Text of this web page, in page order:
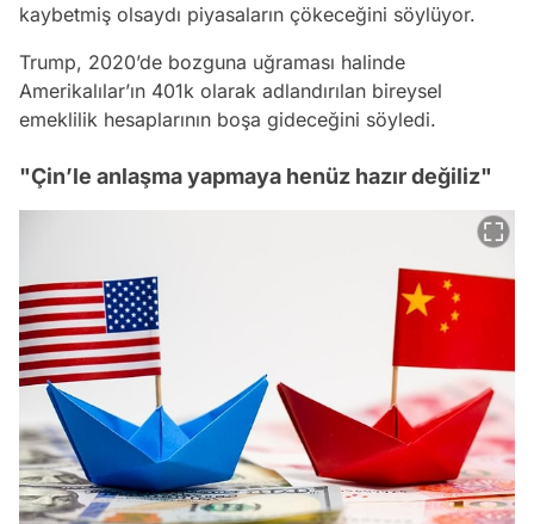
kaybetmiş olsaydı piyasaların çökeceğini söylüyor.
Trump, 2020’de bozguna uğraması halinde
Amerikalılar’ın 401k olarak adlandırılan bireysel
emeklilik hesaplarının boşa gideceğini söyledi.
"Çin’le anlaşma yapmaya henüz hazır değiliz"